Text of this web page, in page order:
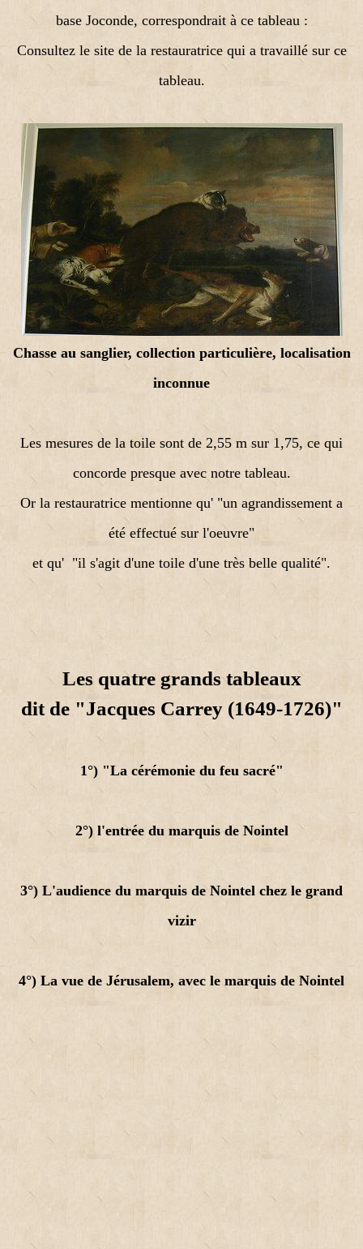
base Joconde, correspondrait à ce tableau :
Consultez le site de la restauratrice qui a travaillé sur ce
tableau.
Chasse au sanglier, collection particulière, localisation
inconnue
Les mesures de la toile sont de 2,55 m sur 1,75, ce qui
concorde presque avec notre tableau.
Or la restauratrice mentionne qu' "un agrandissement a
été effectué sur l'oeuvre"
et qu' "il s'agit d'une toile d'une très belle qualité".
Les quatre grands tableaux
dit de "Jacques Carrey (1649-1726)"
1°) "La cérémonie du feu sacré"
2°) l'entrée du marquis de Nointel
3°) L'audience du marquis de Nointel chez le grand
vizir
4°) La vue de Jérusalem, avec le marquis de Nointel